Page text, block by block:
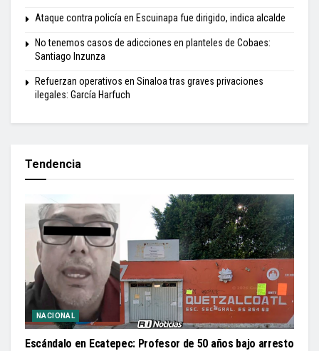
Ataque contra policía en Escuinapa fue dirigido, indica alcalde
No tenemos casos de adicciones en planteles de Cobaes:
Santiago Inzunza
Refuerzan operativos en Sinaloa tras graves privaciones
ilegales: García Harfuch
Tendencia
NACIONAL
Escándalo en Ecatepec: Profesor de 50 años bajo arresto